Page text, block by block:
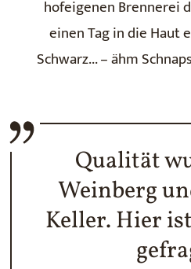
hofeigenen Brennerei
einen Tag in die Haut
Schwarz... – ähm
Qualität
Weinberg
Keller. Hier